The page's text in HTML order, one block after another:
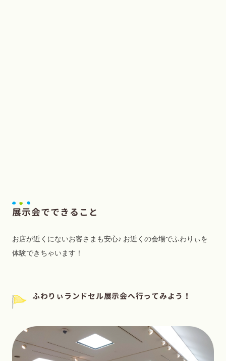
展示会でできること
お店が近くにないお客さまも安心♪ お近くの会場でふわりぃを
体験できちゃいます！
ふわりぃランドセル展示会へ行ってみよう！